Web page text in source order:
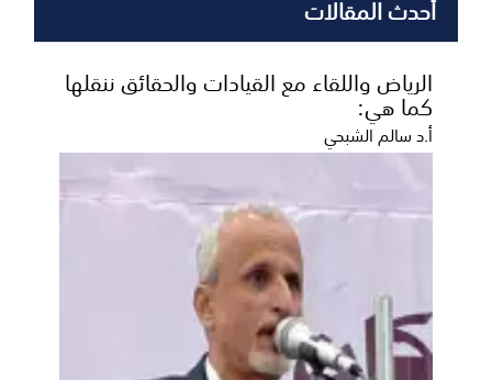
أحدث المقالات
الرياض واللقاء مع القيادات والحقائق ننقلها
كما هي:
أ.د سالم الشبحي